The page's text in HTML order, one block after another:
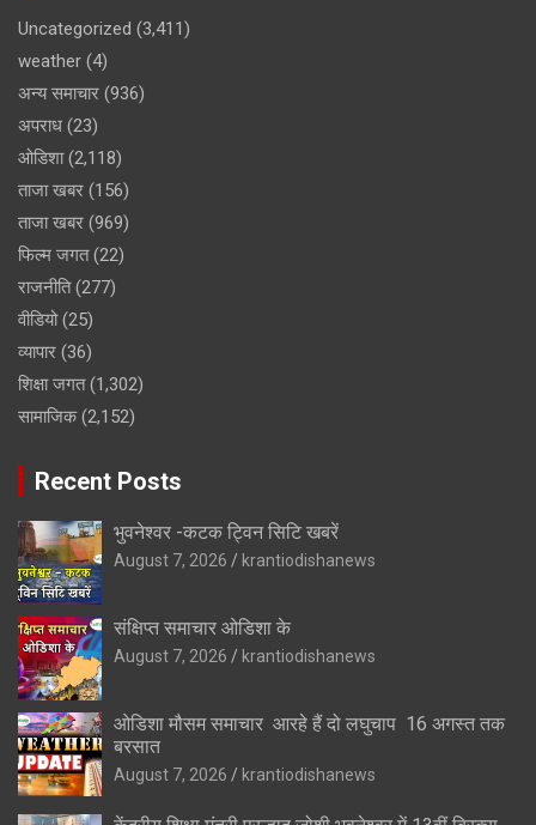
Uncategorized (3,411)
weather (4)
अन्य समाचार (936)
अपराध (23)
ओडिशा(2,118)
ताजा खबर (156)
ताजा खबर (969)
फिल्म जगत(22)
राजनीति(277)
वीडियो(25)
व्यापार (36)
शिक्षा जगत(1,302)
सामाजिक(2,152)
Recent Posts
भुवनेश्वर -कटक ट्विन सिटि खबरें
August 7, 2026 krantiodishanews
संक्षिप्त समाचार ओडिशा के
August 7, 2026 krantiodishanews
ओडिशा मौसम समाचार आरहे हैं दो लघुचाप 16 अगस्त तक
बरसात
August 7, 2026 krantiodishanews